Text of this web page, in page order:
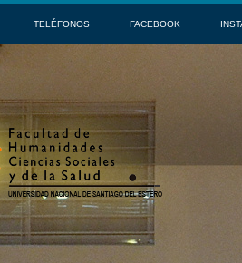
TELÉFONOS FACEBOOK